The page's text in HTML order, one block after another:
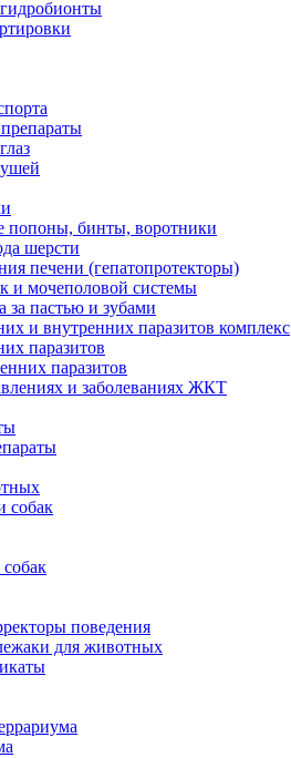
попоны, бинты, воротники
шерсти
печени (гепатопротекторы)
и мочеполовой системы
за пастью и зубами
и внутренних паразитов комплекс
паразитов
паразитов
и заболеваниях ЖКТ
собак
поведения
для животных